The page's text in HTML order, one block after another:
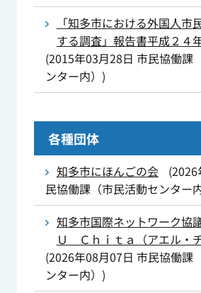
「知多市における外国人市
する調査」報告書平成２４
(2015年03月28日 市民協働課
ンター内） )
各種団体
知多市にほんごの会 (2026
民協働課（市民活動センター内
知多市国際ネットワーク協
Ｕ Ｃｈｉｔａ（アエル・チ
(2026年08月07日 市民協働課
ンター内） )